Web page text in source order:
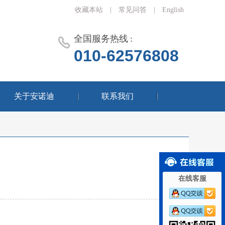
收藏本站 常见问答 English
全国服务热线 :
010-62576808
关于安诺迪 联系我们
在线客服